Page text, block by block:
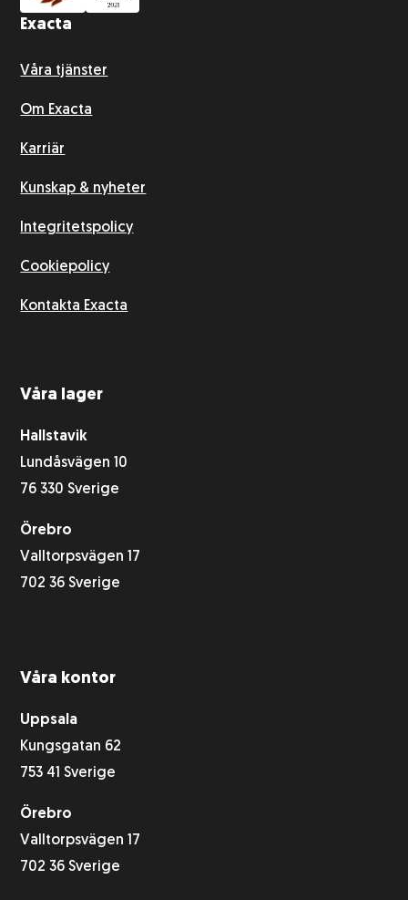
Exacta
Våra tjänster
Om Exacta
Karriär
Kunskap & nyheter
Integritetspolicy
Cookiepolicy
Kontakta Exacta
Våra lager
Hallstavik
Lundåsvägen 10
76 330 Sverige
Örebro
Valltorpsvägen 17
702 36 Sverige
Våra kontor
Uppsala
Kungsgatan 62
753 41 Sverige
Örebro
Valltorpsvägen 17
702 36 Sverige